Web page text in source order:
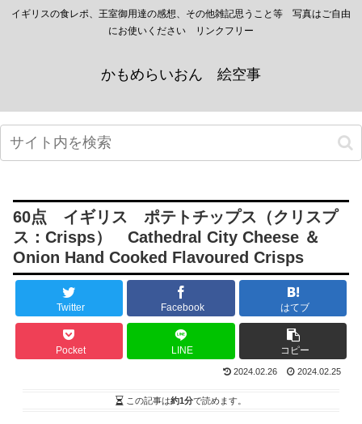
イギリスの食レポ、王室御用達の感想、その他雑記思うこと等 写真はご自由
にお使いください リンクフリー
かもめらいおん 絵空事
60点 イギリス ポテトチップス（クリスプ
ス：Crisps） Cathedral City Cheese ＆
Onion Hand Cooked Flavoured Crisps
Twitter Facebook はてブ
Pocket LINE コピー
2024.02.26 2024.02.25
この記事は約1分で読めます。